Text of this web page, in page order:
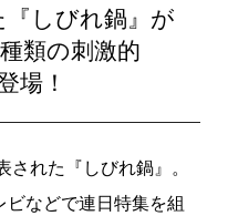
しびれ鍋』が
類の刺激的
場！
れた『しびれ鍋』。
などで連日特集を組